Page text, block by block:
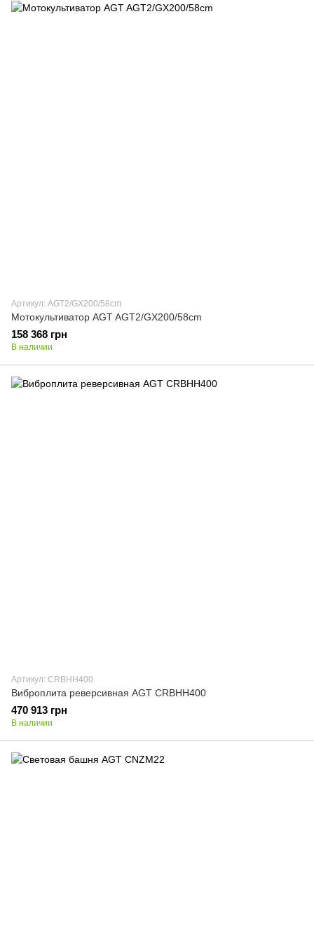
Артикул: AGT2/GX200/58cm
Мотокультиватор AGT AGT2/GX200/58cm
158 368 грн
В наличии
Артикул: CRBHH400
Виброплита реверсивная AGT CRBHH400
470 913 грн
В наличии